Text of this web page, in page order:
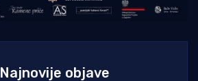
Najnovije objave